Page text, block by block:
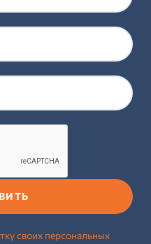
своих персональных